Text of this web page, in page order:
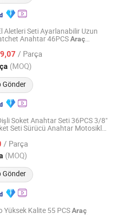
Aletleri Seti Ayarlanabilir Uzun
Anahtar 46PCSAraç
/ Parça
(MOQ)
Gönder
2011
Soket Anahtar Seti 36PCS 3/8"
Seti Sürücü Anahtar Motosiklet
/ Parça
(MOQ)
Gönder
2011
Yüksek Kalite 55 PCSAraç